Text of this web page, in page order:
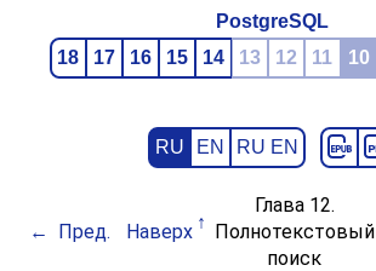
PostgreSQL
18
17 16 15 14 13 12 11 10
RU EN RU EN
Пред. Наверх
Глава 12.
Полнотекстовый
поиск